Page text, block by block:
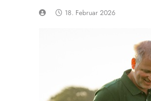
18. Februar 2026